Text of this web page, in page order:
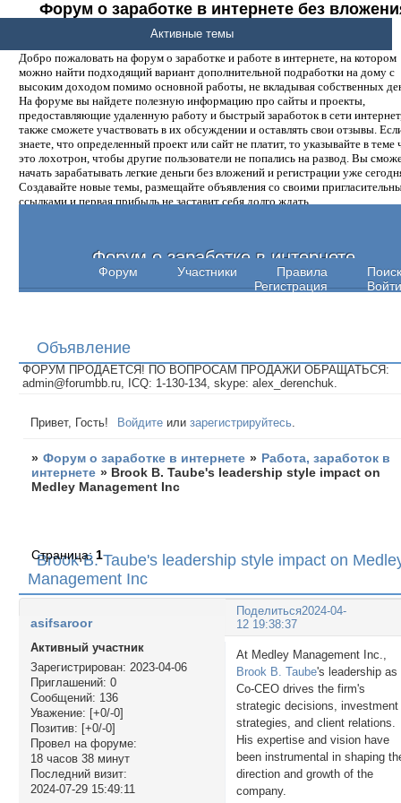
Форум о заработке в интернете без
денег.
Добро пожаловать на форум о заработке и работе в интернете, на котором
можно найти подходящий вариант дополнительной подработки на дому с
высоким доходом помимо основной работы, не вкладывая собственных
На форуме вы найдете полезную информацию про сайты и проекты,
предоставляющие удаленную работу и быстрый заработок в сети
также сможете участвовать в их обсуждении и оставлять свои отзывы.
знаете, что определенный проект или сайт не платит, то указывайте в теме
это лохотрон, чтобы другие пользователи не попались на развод. Вы
начать зарабатывать легкие деньги без вложений и регистрации уже
Создавайте новые темы, размещайте объявления со своими
ссылками и первая прибыль не заставит себя долго ждать.
Форум о заработке в интернете
Форум Участники Правила
Поиск
Регистрация
Войти
Активные темы
Объявление
ФОРУМ ПРОДАЕТСЯ! ПО ВОПРОСАМ ПРОДАЖИ ОБРАЩАТЬСЯ:
admin@forumbb.ru, ICQ: 1-130-134, skype: alex_derenchuk.
Привет, Гость! Войдите илизарегистрируйтесь
» Форум о заработке в интернете » Работа, заработок в
интернете » Brook B. Taube's leadership style impact on
Medley Management Inc
Brook B. Taube's leadership style impact on
Management Inc
Страница: 1
Поделиться2024-04-
12 19:38:37
asifsaroor
Активный участник
Зарегистрирован: 2023-04-06
Приглашений: 0
Сообщений: 136
Уважение: [+0/-0]
Позитив: [+0/-0]
Провел на форуме:
18 часов 38 минут
Последний визит:
2024-07-29 15:49:11
At Medley Management Inc.,
Brook B. Taube's leadership as
Co-CEO drives the firm's
strategic decisions, investment
strategies, and client relations.
His expertise and vision have
been instrumental in shaping
direction and growth of the
company.